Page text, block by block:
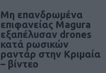
Μη επανδρωμένα
επιφανείας Magura
εξαπέλυσαν drones
κατά ρωσικών
ραντάρ στην Κριμαία
– βίντεο